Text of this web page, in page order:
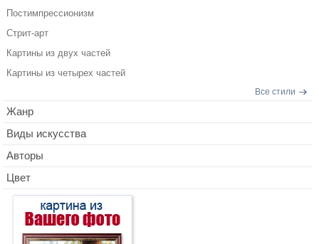
Постимпрессионизм
Стрит-арт
Картины из двух частей
Картины из четырех частей
Все стили
Жанр
Виды искусства
Авторы
Цвет